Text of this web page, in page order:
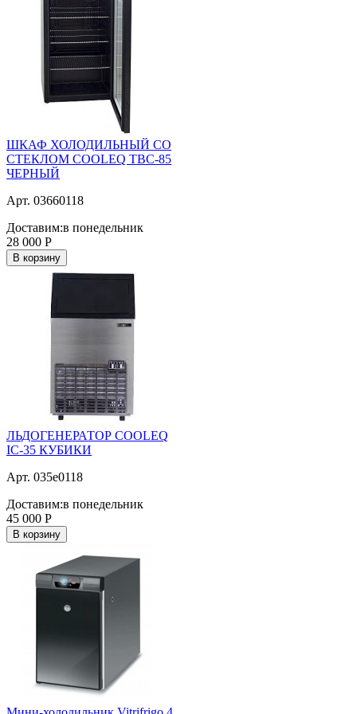
ШКАФ ХОЛОДИЛЬНЫЙ СО
СТЕКЛОМ COOLEQ TBC-85
ЧЕРНЫЙ
Арт. 03660118
Доставим:в понедельник
28 000 Р
В корзину
ЛЬДОГЕНЕРАТОР COOLEQ
IC-35 КУБИКИ
Арт. 035e0118
Доставим:в понедельник
45 000 Р
В корзину